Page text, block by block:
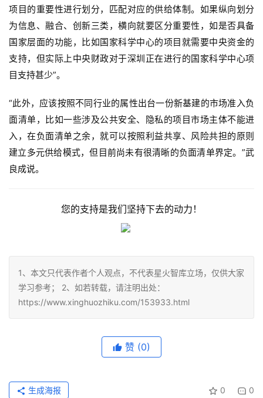
项目的重要性进行划分，匹配对应的供给体制。如果纵向划分
为信息、融合、创新三类，横向就要区分重要性，如是否具备
国家层面的功能，比如国家科学中心的项目就需要中央资金的
支持，但实际上中央财政对于深圳正在进行的国家科学中心项
目支持甚少”。
“此外，应该按照不同行业的属性出台一份新基建的市场准入负
面清单，比如一些涉及公共安全、隐私的项目市场主体不能进
入，在负面清单之余，就可以按照利益共享、风险共担的原则
建立多元供给模式，但目前尚未有很清晰的负面清单界定。”武
良成说。
您的支持是我们坚持下去的动力！
1、本文只代表作者个人观点，不代表星火智库立场，仅供大家
学习参考； 2、如若转载，请注明出处：
https://www.xinghuozhiku.com/153933.html
赞 (0)
0 0
生成海报